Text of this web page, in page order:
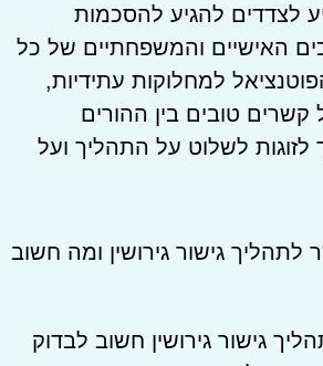
לצדדים להגיע להסכמות
האישיים והמשפחתיים של כל
למחלוקות עתידיות,
טובים בין ההורים
לשלוט על התהליך ועל
לתהליך גישור גירושין ומה חשוב
גישור גירושין חשוב לבדוק